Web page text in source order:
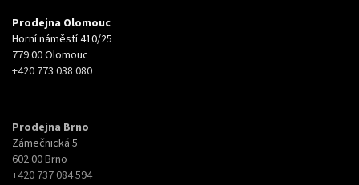
Prodejna Olomouc
Horní náměstí 410/25
779 00 Olomouc
+420 773 038 080
Prodejna Brno
Zámečnická 5
602 00 Brno
+420 737 084 594